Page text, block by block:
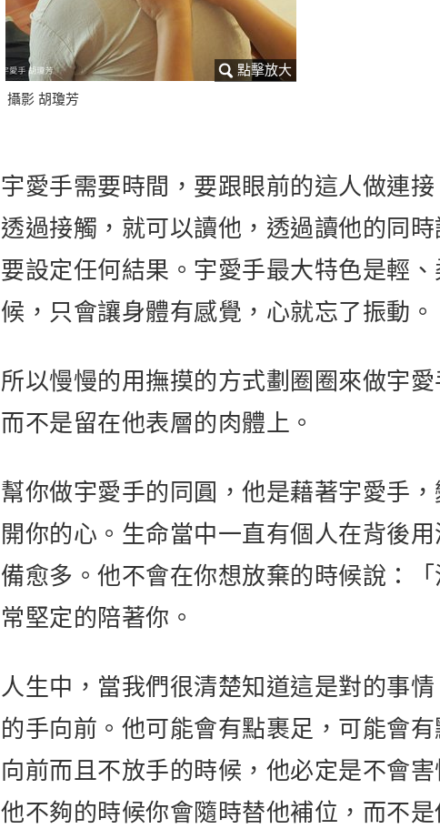
攝影 胡瓊芳
宇愛手需要時間，要跟眼前的這人做連
透過接觸，就可以讀他，透過讀他的同
要設定任何結果。宇愛手最大特色是輕
候，只會讓身體有感覺，心就忘了振動。
所以慢慢的用撫摸的方式劃圈圈來做宇
而不是留在他表層的肉體上。
幫你做宇愛手的同圓，他是藉著宇愛手
開你的心。生命當中一直有個人在背後
備愈多。他不會在你想放棄的時候說：
常堅定的陪著你。
人生中，當我們很清楚知道這是對的事
的手向前。他可能會有點裹足，可能會
向前而且不放手的時候，他必定是不會
他不夠的時候你會隨時替他補位，而不